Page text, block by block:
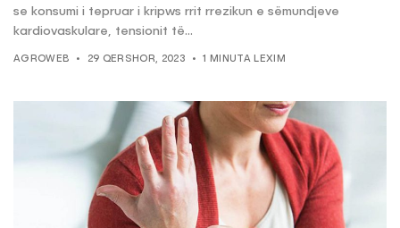
se konsumi i tepruar i kripws rrit rrezikun e sëmundjeve
kardiovaskulare, tensionit të...
AGROWEB 29 QERSHOR, 2023 1 MINUTA LEXIM